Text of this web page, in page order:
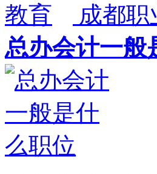
成都职
总办会计一般